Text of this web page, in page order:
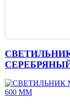
СВЕТИЛЬНИК